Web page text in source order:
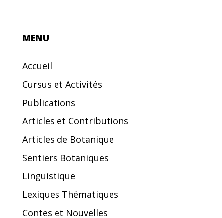
MENU
Accueil
Cursus et Activités
Publications
Articles et Contributions
Articles de Botanique
Sentiers Botaniques
Linguistique
Lexiques Thématiques
Contes et Nouvelles